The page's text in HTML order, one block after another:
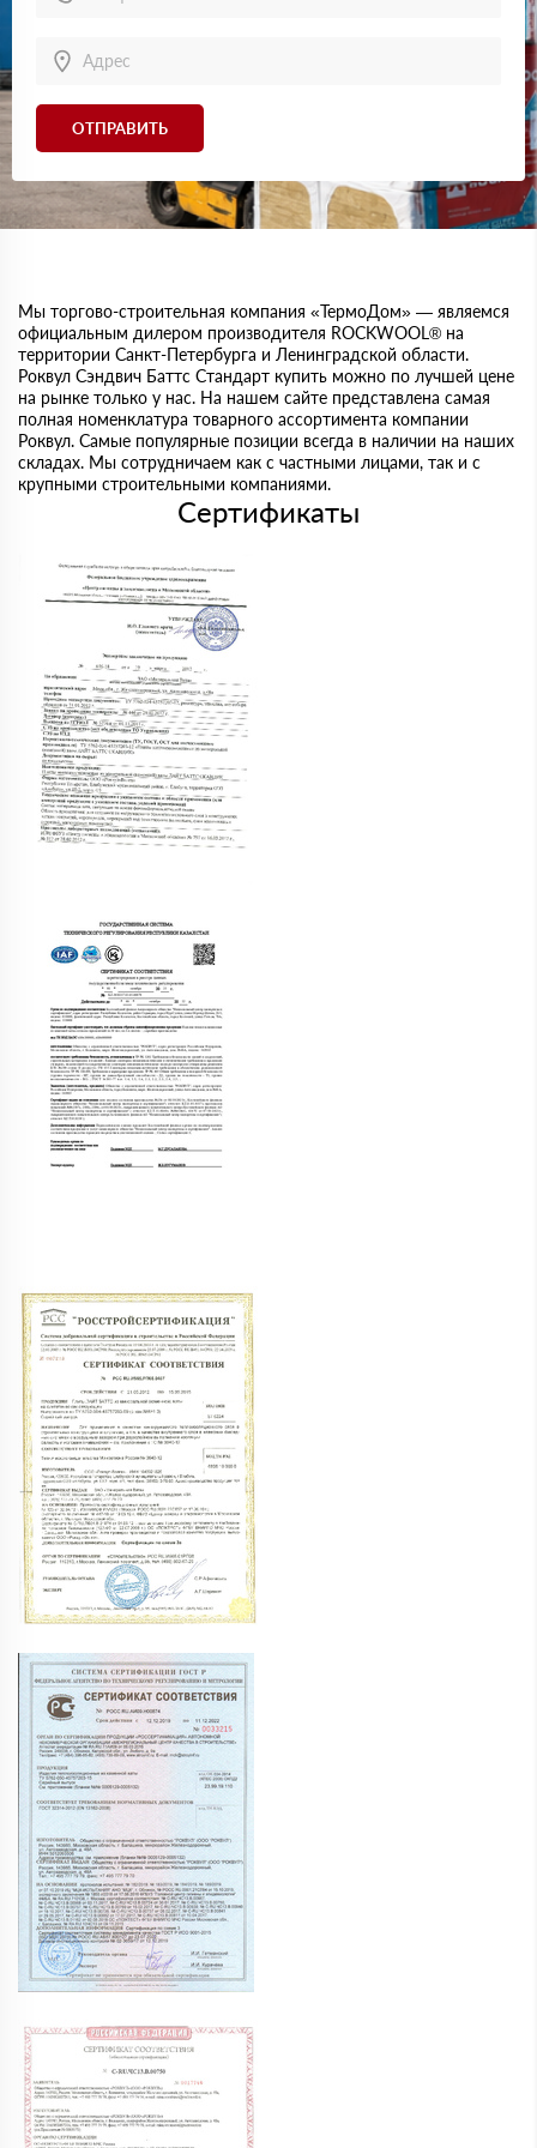
ОТПРАВИТЬ
Мы торгово-строительная компания «ТермоДом» — являемся
официальным дилером производителя ROCKWOOL® на
территории Санкт-Петербурга и Ленинградской области.
Роквул Сэндвич Баттс Стандарт купить можно по лучшей цене
на рынке только у нас. На нашем сайте представлена самая
полная номенклатура товарного ассортимента компании
Роквул. Самые популярные позиции всегда в наличии на наших
складах. Мы сотрудничаем как с частными лицами, так и с
крупными строительными компаниями.
Сертификаты